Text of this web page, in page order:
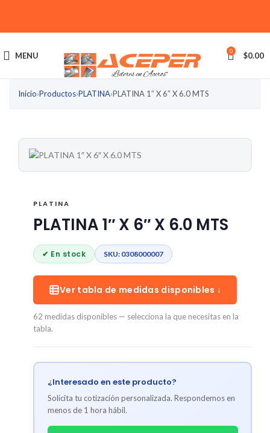
MENU 0 $0.00
Inicio›Productos›PLATINA›PLATINA 1″ X 6″ X 6.0 MTS
PLATINA
PLATINA 1″ X 6″ X 6.0 MTS
✔ En stock SKU: 0308000007
Ver tabla de medidas disponibles ↓
62 medidas disponibles — selecciona la que necesitas en la
tabla.
¿Interesado en este producto?
Solicita tu cotización personalizada. Respondemos en
menos de 1 hora hábil.